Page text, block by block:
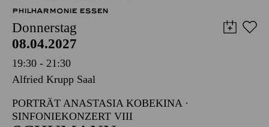
ESSENER PHILHARMONIKER
PHILHARMONIE ESSEN
Donnerstag
08.04.2027
19:30 - 21:30
Alfried Krupp Saal